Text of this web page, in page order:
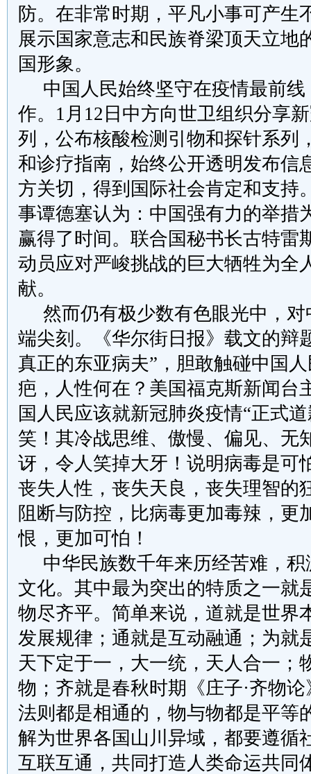
防。在非常时期，平凡小事可产生
展示国家意志和民族脊梁顶天立地
国形象。
中国人民始终坚守在疫情最前
作。 1 月 12 日中方向世卫组织分享
列，公布核酸检测引物和探针系列
和诊疗指南，始终公开透明发布信
方关切，得到国际社会肯定和支持
事谭德塞认为：中国强有力的举措
赢得了时间。联合国秘书长古特雷
动员应对严峻挑战的巨大牺牲为全
献。
然而仍有极少数有色眼光中，
端尖刻。《华尔街日报》载文的辩
真正的东亚病夫”，胆敢触碰中国
疤，人性何在？美国福克斯新闻台
国人民应该就新冠肺炎疫情“正式
笑！其冷战思维、傲慢、偏见、无
讶，令人笑掉大牙！说明病毒是可
丧失人性，丧失天良，丧失理智的
阻断与防控，比病毒更加毒辣，更
恨，更加可怕！
中华民族数千年来历经苦难，
文化。其中最为突出的特质之一就
物尽齐平。简单来说，道就是世界
发展规律；通就是互动融通；为就
天下定于一，大一统，天人合一；
物；齐就是春秋时期《庄子·齐物
法则都是相通的，物与物都是平等
解为世界各国山川异域，都要遵循
互联互通，共同打造人类命运共同